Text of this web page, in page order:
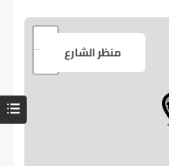
منظر الشارع